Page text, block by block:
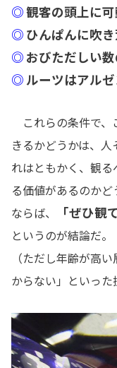
◎観客の頭上に
◎ ひんぱんに吹
◎ おびただしい
◎ ルーツはアル
これらの条件で、
きるかどうかは、
れはともかく、観
る価値があるのか
ならば、
「ぜひ観
というのが結論だ。
（ただし年齢が高
からない」といった